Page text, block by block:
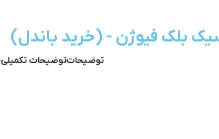
بلک فیوژن - (خرید باندل)
توضیحاتتوضیحات تکمیلی